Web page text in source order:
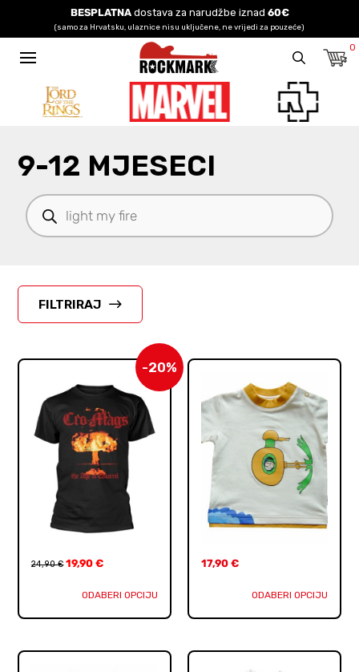
BESPLATNAdostava za narudžbe iznad 60€
(samo za Hrvatsku, ulaznice nisu uključene, ne vrijedi za pouzeće)
0
9-12 MJESECI
Products
search
FILTRIRAJ
-20%
24,90€ 19,90€
ODABERI OPCIJU
17,90 €
ODABERI OPCIJU